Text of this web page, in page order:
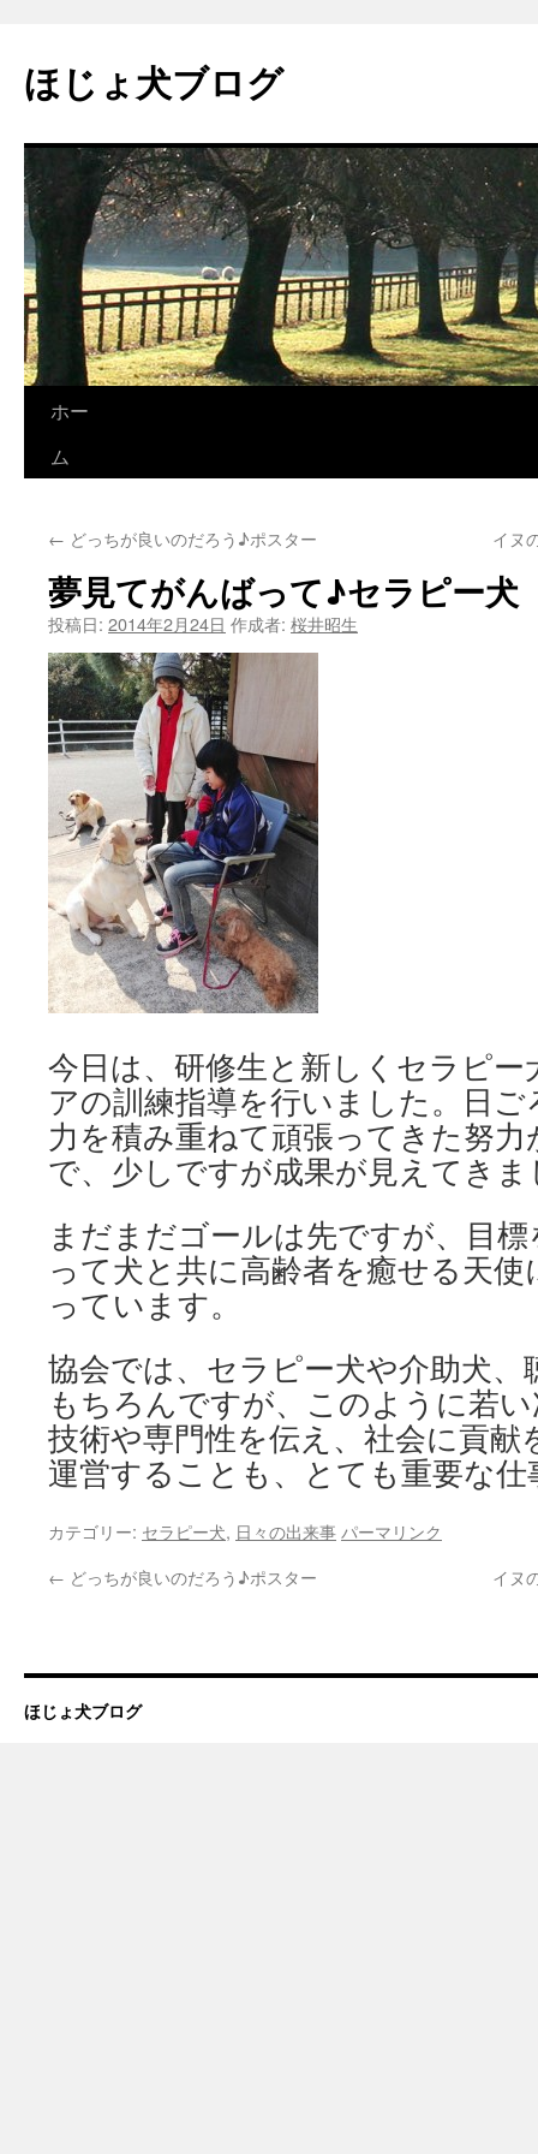
テ
ン
へ
ス
キ
ッ
プ
ほじょ犬ブログ
ホー
ム
← どっちが良いのだろう♪ポスター イヌ
夢見てがんばって♪セラピー犬
投稿日: 2014年2月24日 作成者: 桜井昭生
今日は、研修生と新しくセラピ
アの訓練指導を行いました。日
力を積み重ねて頑張ってきた努
で、少しですが成果が見えてきま
まだまだゴールは先ですが、目
って犬と共に高齢者を癒せる天
っています。
協会では、セラピー犬や介助犬、
もちろんですが、このように若
技術や専門性を伝え、社会に貢
運営することも、とても重要な
カテゴリー: セラピー犬, 日々の出来事 パーマリンク
← どっちが良いのだろう♪ポスター イヌ
ほじょ犬ブログ